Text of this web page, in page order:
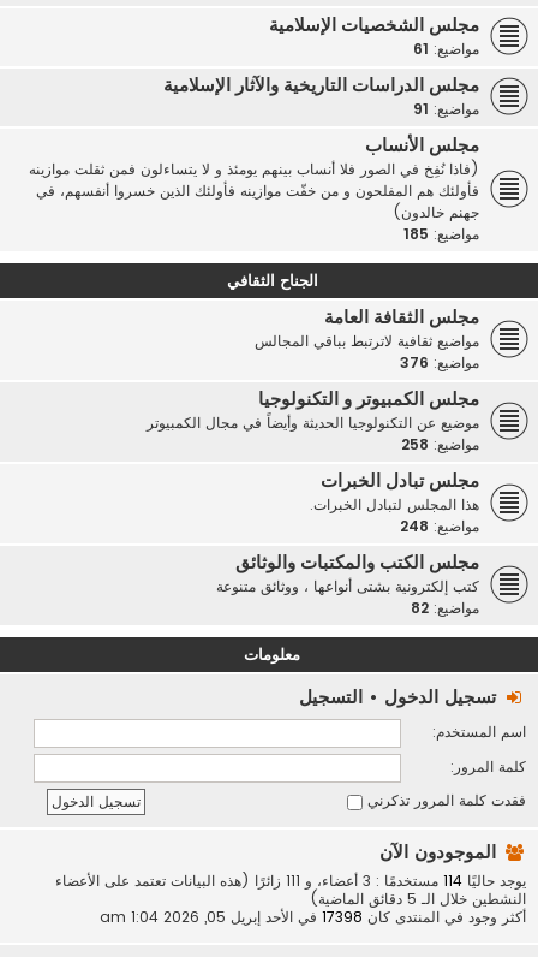
مجلس الشخصيات الإسلامية
مواضيع: 61
مجلس الدراسات التاريخية والآثار الإسلامية
مواضيع: 91
مجلس الأنساب
(فاذا نُفِخ في الصور فلا أنساب بينهم يومئذ و لا يتساءلون فمن ثقلت موازينه
فأولئك هم المفلحون و من خفّت موازينه فأولئك الذين خسروا أنفسهم، في
جهنم خالدون)
مواضيع: 185
الجناح الثقافي
مجلس الثقافة العامة
مواضيع ثقافية لاترتبط بباقي المجالس
مواضيع: 376
مجلس الكمبيوتر و التكنولوجيا
موضيع عن التكنولوجيا الحديثة وأيضاً في مجال الكمبيوتر
مواضيع: 258
مجلس تبادل الخبرات
هذا المجلس لتبادل الخبرات.
مواضيع: 248
مجلس الكتب والمكتبات والوثائق
كتب إلكترونية بشتى أنواعها ، ووثائق متنوعة
مواضيع: 82
معلومات
تسجيل الدخول • التسجيل
اسم المستخدم:
كلمة المرور:
فقدت كلمة المرور تذكرني
الموجودون الآن
يوجد حاليًا 114
مستخدمًا : 3 أعضاء، و 111 زائرًا (هذه البيانات تعتمد على الأعضاء
النشطين خلال الـ 5 دقائق الماضية)
أكثر وجود في المنتدى كان 17398 في الأحد إبريل 05, 2026 1:04 am